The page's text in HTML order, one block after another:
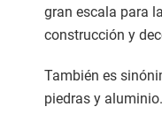
gran escala para
construcción y
También es
piedras y aluminio.